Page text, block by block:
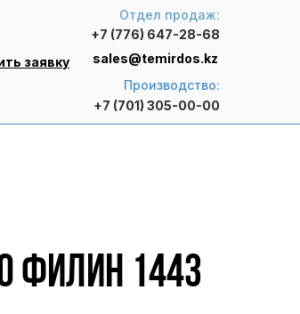
заявку
Отдел продаж:
+7 (776) 647-28-68
Производство:
+7 (701) 305-00-00
sales@temirdos.kz
ФИЛИН 1443